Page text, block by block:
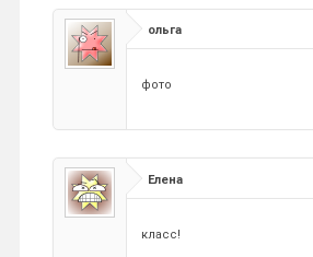
ольга
фото
Елена
класс!